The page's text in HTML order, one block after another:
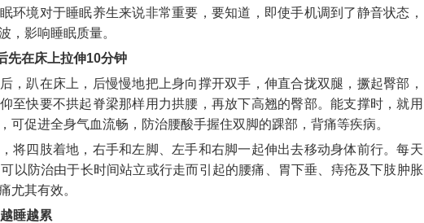
环境对于睡眠养生来说非常重要，要知道，即使手机调到了静音状态，
，影响睡眠质量。
先在床上拉伸10分钟
，趴在床上，后慢慢地把上身向撑开双手，伸直合拢双腿，撅起臀部，
至快要不拱起脊梁那样用力拱腰，再放下高翘的臀部。能支撑时，就用
可促进全身气血流畅，防治腰酸手握住双脚的踝部，背痛等疾病。
将四肢着地，右手和左脚、左手和右脚一起伸出去移动身体前行。每天
以防治由于长时间站立或行走而引起的腰痛、胃下垂、痔疮及下肢肿胀
尤其有效。
睡越累